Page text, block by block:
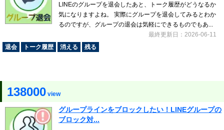
LINEのグループを退会したあと、トーク履歴がどうなるか
気になりますよね。 実際にグループを退会してみるとわか
るのですが、グループの退会は気軽にできるものでもあ...
最終更新日：2026-06-11
退会
トーク履歴 消える 残る
138000 view
グループラインをブロックしたい！LINEグループの
ブロック対...